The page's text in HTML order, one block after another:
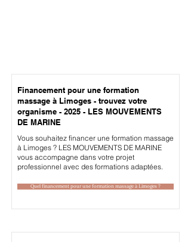
Financement pour une formation
massage à Limoges - trouvez votre
organisme - 2025 - LES MOUVEMENTS
DE MARINE
Vous souhaitez financer une formation massage
à Limoges ? LES MOUVEMENTS DE MARINE
vous accompagne dans votre projet
professionnel avec des formations adaptées.
Quel financement pour une formation massage à Limoges ?